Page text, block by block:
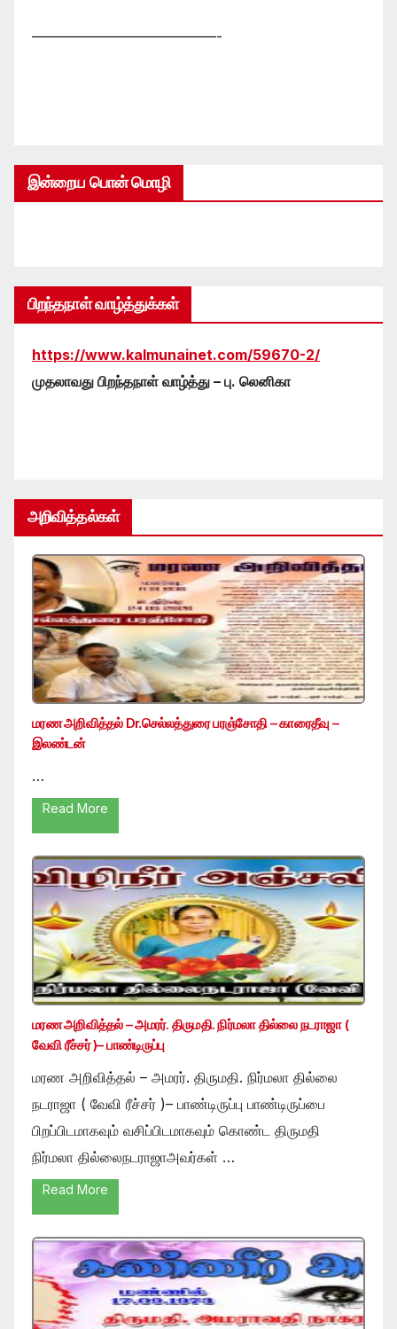
—————————————-
இன்றைய பொன் மொழி
பிறந்தநாள் வாழ்த்துக்கள்
https://www.kalmunainet.com/59670-2/
முதலாவது பிறந்தநாள் வாழ்த்து – பு. லெனிகா
அறிவித்தல்கள்
மரண அறிவித்தல் Dr.செல்லத்துரை பரஞ்சோதி – காரைதீவு –
இலண்டன்
…
Read More
மரண அறிவித்தல் – அமரர். திருமதி. நிர்மலா தில்லை நடராஜா (
வேவி ரீச்சர் )– பாண்டிருப்பு
மரண அறிவித்தல் – அமரர். திருமதி. நிர்மலா தில்லை
நடராஜா ( வேவி ரீச்சர் )– பாண்டிருப்பு பாண்டிருப்பை
பிறப்பிடமாகவும் வசிப்பிடமாகவும் கொண்ட திருமதி
நிர்மலா தில்லைநடராஜாஅவர்கள் …
Read More